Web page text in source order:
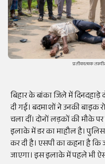
प्रतीकात्मक
बिहार के बांका जिले में
दी गई। बदमाशों ने उनकी बाइक
चला दीं। दोनों लड़कों की मौके
इलाके में डर का माहौल है।
कर दी है। एसपी का कहना है कि
जाएगा। इस इलाके में पहले भी